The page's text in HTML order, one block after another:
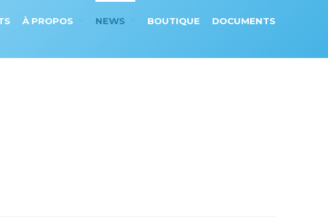
À PROPOS NEWS BOUTIQUE DOCUMENTS